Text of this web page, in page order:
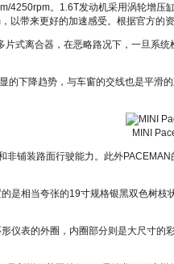
4250rpm。1.6T发动机采用涡轮增
带来更好的加速感受。根据官方的
式离合器，在恶略路况下，一旦系
下降趋势，与车窗的交线也是平
MINI
铺装路面行驶能力。此外
是相当夸张的19寸规格银黑双色树
仪表的外圈，内圈部分则是大尺寸